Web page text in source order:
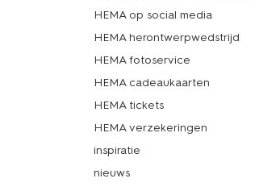
HEMA op social media
HEMA herontwerpwedstrijd
HEMA fotoservice
HEMA cadeaukaarten
HEMA tickets
HEMA verzekeringen
inspiratie
nieuws